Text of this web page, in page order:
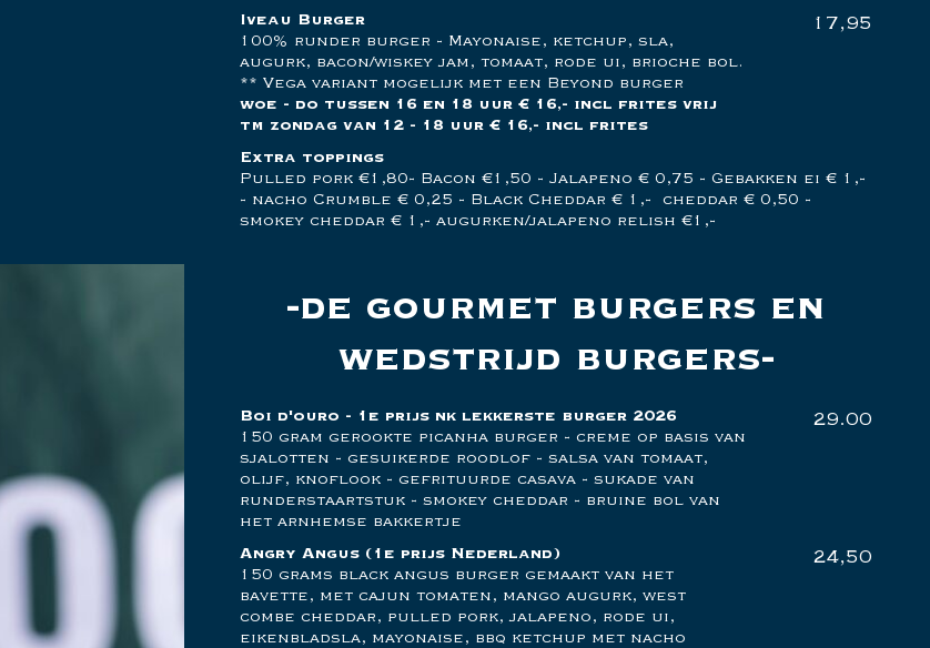
Iveau Burger 17,95
100% runder burger - Mayonaise, ketchup, sla,
augurk, bacon/wiskey jam, tomaat, rode ui, brioche bol.
** Vega variant mogelijk met een Beyond burger
woe - do tussen 16 en 18 uur € 16,- incl frites vrij
tm zondag van 12 - 18 uur € 16,- incl frites
Extra toppings
Pulled pork €1,80- Bacon €1,50 - Jalapeno € 0,75 - Gebakken ei € 1,-
- nacho Crumble € 0,25 - Black Cheddar € 1,- cheddar € 0,50 -
smokey cheddar € 1,- augurken/jalapeno relish €1,-
de gourmet burgers en
wedstrijd burgers
Boi d'ouro - 1e prijs nk lekkerste burger 2026 29.00
150 gram gerookte picanha burger - creme op basis van
sjalotten - gesuikerde roodlof - salsa van tomaat,
olijf, knoflook - gefrituurde casava - sukade van
runderstaartstuk - smokey cheddar - bruine bol van
het arnhemse bakkertje
Angry Angus (1e prijs Nederland) 24,50
150 grams black angus burger gemaakt van het
bavette, met cajun tomaten, mango augurk, west
combe cheddar, pulled pork, jalapeno, rode ui,
eikenbladsla, mayonaise, bbq ketchup met nacho